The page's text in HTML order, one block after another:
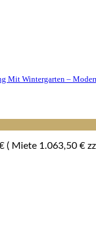
Mit Wintergarten –
( Miete 1.063,50 €